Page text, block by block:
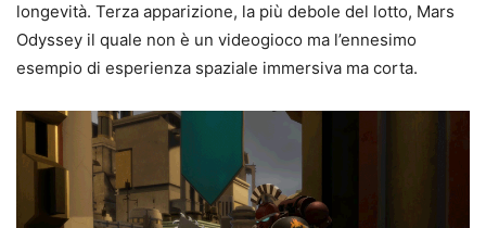
longevità. Terza apparizione, la più debole del lotto, Mars
Odyssey il quale non è un videogioco ma l’ennesimo
esempio di esperienza spaziale immersiva ma corta.